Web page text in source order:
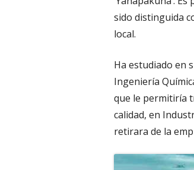
sido distinguida
local.
Ha estudiado en
Ingeniería
que le permitiría
calidad, en
retirara de la